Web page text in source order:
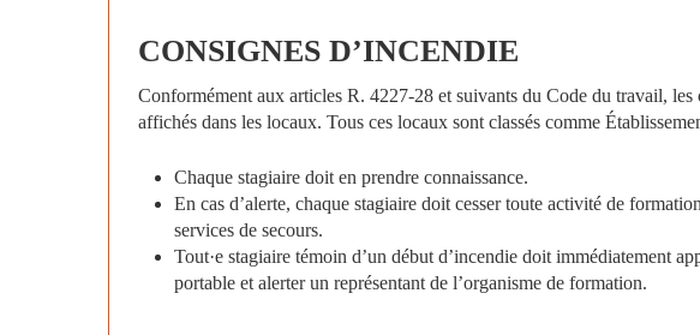
CONSIGNES D’INCENDIE
Conformément aux articles R. 4227-28 et suivants du Code du travail, les
affichés dans les locaux. Tous ces locaux sont classés comme
Chaque stagiaire doit en prendre connaissance.
En cas d’alerte, chaque stagiaire doit cesser toute activité de
services de secours.
Tout·e stagiaire témoin d’un début d’incendie doit immédiatement
portable et alerter un représentant de l’organisme de formation.